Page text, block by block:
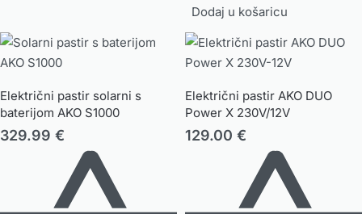
Dodaj u košaricu
Električni pastir solarni s
baterijom AKO S1000
329.99 €
Električni pastir AKO DUO
Power X 230V/12V
129.00 €